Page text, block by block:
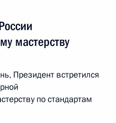
мастерству
Президент встретился
по стандартам